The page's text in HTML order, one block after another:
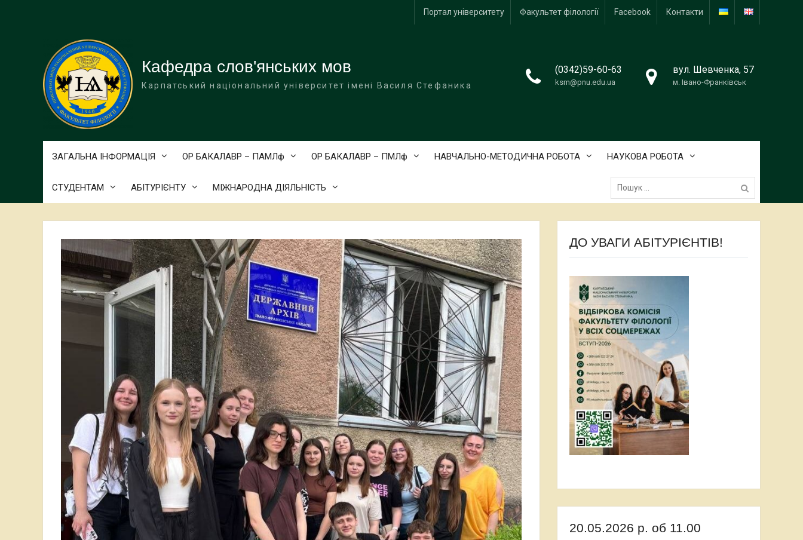
Портал університету Факультет філології Facebook Контакти
Кафедра слов'янських мов
Карпатський національний університет імені Василя Стефаника
(0342)59-60-63
ksm@pnu.edu.ua
вул. Шевченка, 57
м. Івано-Франківськ
ЗАГАЛЬНА ІНФОРМАЦІЯ ОР БАКАЛАВР – ПАМЛф ОР БАКАЛАВР – ПМЛф НАВЧАЛЬНО-МЕТОДИЧНА РОБОТА НАУКОВА РОБОТА
СТУДЕНТАМ АБІТУРІЄНТУ МІЖНАРОДНА ДІЯЛЬНІСТЬ
Пошук:
ДО УВАГИ АБІТУРІЄНТІВ!
20.05.2026 р. об 11.00